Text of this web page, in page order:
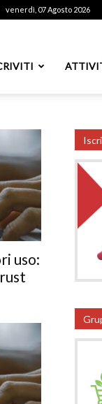
venerdì, 07 Agosto 2026
uso: